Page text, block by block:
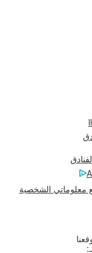
معلوماتي الشخصية